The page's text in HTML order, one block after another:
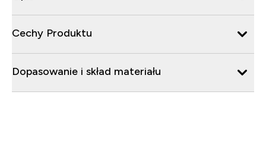
Cechy Produktu
Dopasowanie i skład materiału